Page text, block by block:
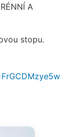
A
stopu.